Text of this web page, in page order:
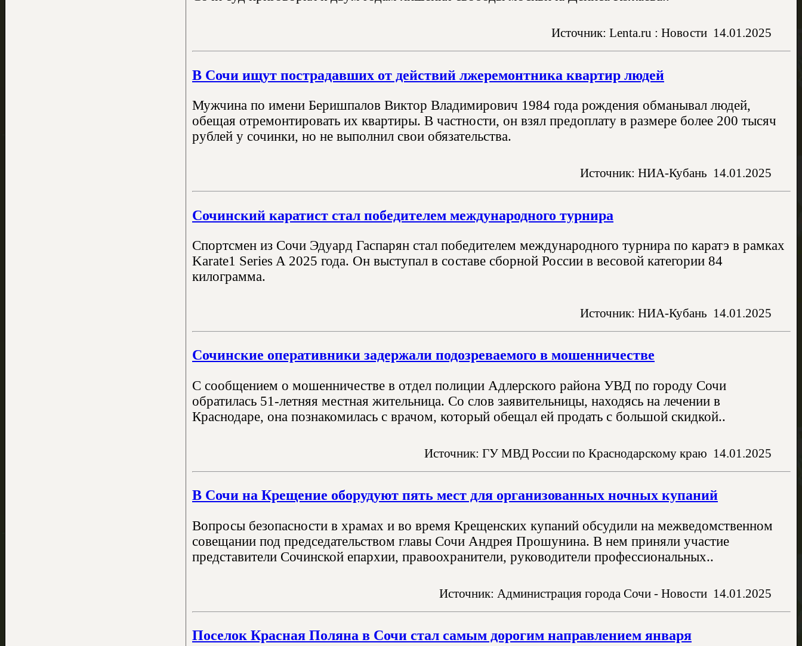
Источник: Lenta.ru : Новости 14.01.2025
В Сочи ищут пострадавших от действий лжеремонтника квартир людей
Мужчина по имени Беришпалов Виктор Владимирович 1984 года рождения обманывал людей,
обещая отремонтировать их квартиры. В частности, он взял предоплату в размере более 200 тысяч
рублей у сочинки, но не выполнил свои обязательства.
Источник: НИА-Кубань 14.01.2025
Сочинский каратист стал победителем международного турнира
Спортсмен из Сочи Эдуард Гаспарян стал победителем международного турнира по каратэ в рамках
Karate1 Series A 2025 года. Он выступал в составе сборной России в весовой категории 84
килограмма.
Источник: НИА-Кубань 14.01.2025
Сочинские оперативники задержали подозреваемого в мошенничестве
С сообщением о мошенничестве в отдел полиции Адлерского района УВД по городу Сочи
обратилась 51-летняя местная жительница. Со слов заявительницы, находясь на лечении в
Краснодаре, она познакомилась с врачом, который обещал ей продать с большой скидкой..
Источник: ГУ МВД России по Краснодарскому краю 14.01.2025
В Сочи на Крещение оборудуют пять мест для организованных ночных купаний
Вопросы безопасности в храмах и во время Крещенских купаний обсудили на межведомственном
совещании под председательством главы Сочи Андрея Прошунина. В нем приняли участие
представители Сочинской епархии, правоохранители, руководители профессиональных..
Источник: Администрация города Сочи - Новости 14.01.2025
Поселок Красная Поляна в Сочи стал самым дорогим направлением января